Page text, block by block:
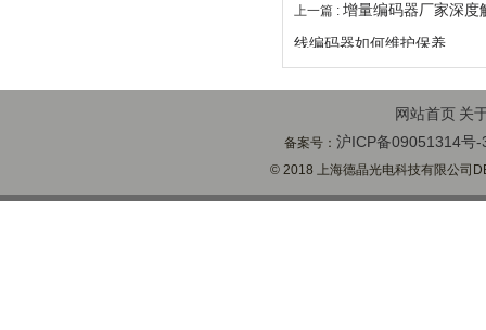
上一篇 : 增量编码器厂家深度
线编码器如何维护保养
网站首页 关
备案号：沪ICP备09051314号-
© 2018 上海德晶光电科技有限公司